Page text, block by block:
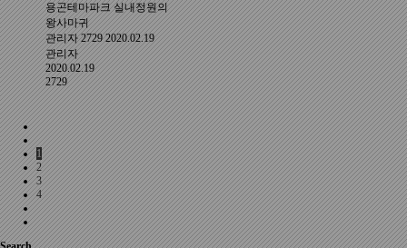
용곤테마파크 실내정원의
왕사마귀
관리자 2729 2020.02.19
관리자
2020.02.19
2729
1
2
3
4